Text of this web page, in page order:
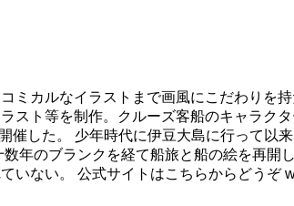
ミカルなイラストまで画風にこだわりを
スト等を制作。クルーズ客船のキャラク
した。 少年時代に伊豆大島に行って以
年のブランクを経て船旅と船の絵を再
いない。 公式サイトはこちらからどうぞ